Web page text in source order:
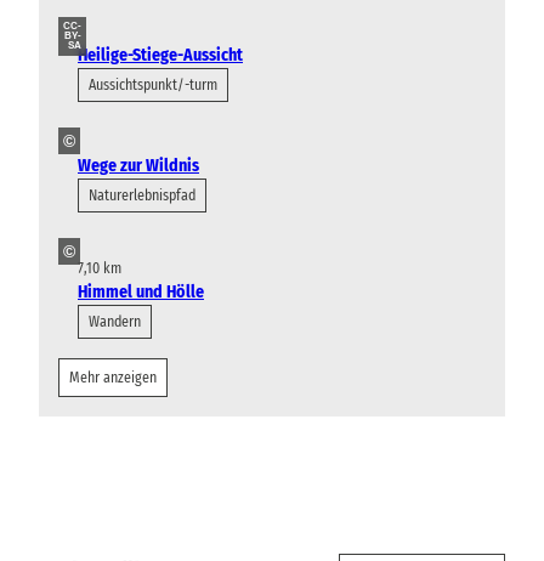
CC-
BY-
SAHeilige-Stiege-Aussicht
Aussichtspunkt/-turm
©
Wege zur Wildnis
Naturerlebnispfad
©
7,10 km
Himmel und Hölle
Wandern
Mehr anzeigen